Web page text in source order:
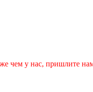
чем у нас, пришлите